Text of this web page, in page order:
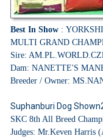
Best In Show :
MULTI GRAND
Sire:
Dam: NANETTE'S
Breeder / Owner:
Suphanburi Dog
SKC 8th All Breed
Judges: Mr.Keven Harris